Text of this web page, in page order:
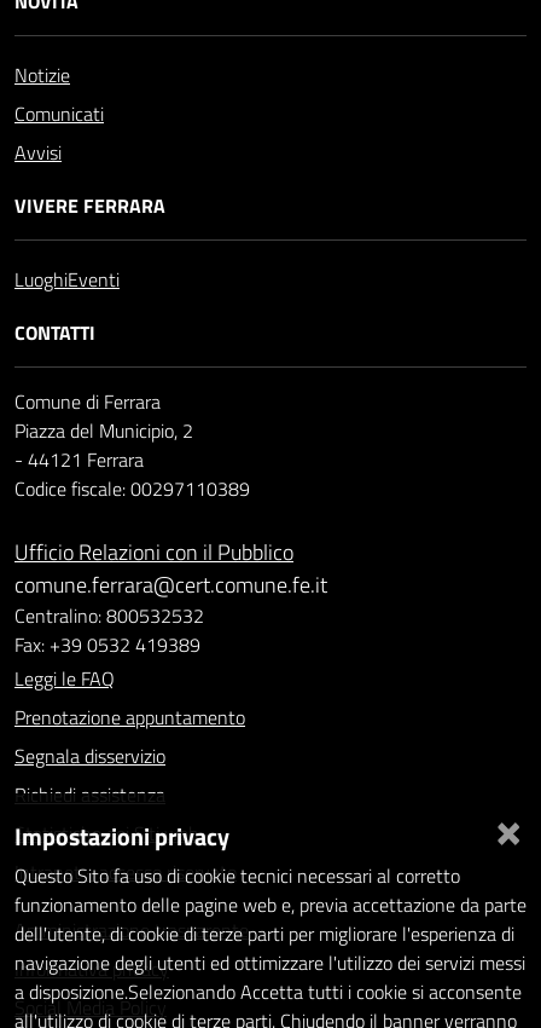
Notizie
Comunicati
Avvisi
VIVERE FERRARA
LuoghiEventi
CONTATTI
Comune di Ferrara
Piazza del Municipio, 2
- 44121 Ferrara
Codice fiscale: 00297110389
Ufficio Relazioni con il Pubblico
comune.ferrara@cert.comune.fe.it
Centralino: 800532532
Fax: +39 0532 419389
Leggi le FAQ
Prenotazione appuntamento
Segnala disservizio
Richiedi assistenza
Statistiche dei Siti web
Intranet - accesso riservato
Amministrazione trasparente
Informativa privacy
Social Media Policy
×
Impostazioni privacy
Questo Sito fa uso di cookie tecnici necessari al corretto
funzionamento delle pagine web e, previa accettazione da parte
dell'utente, di cookie di terze parti per migliorare l'esperienza di
navigazione degli utenti ed ottimizzare l'utilizzo dei servizi messi
a disposizione.Selezionando Accetta tutti i cookie si acconsente
all'utilizzo di cookie di terze parti. Chiudendo il banner verranno